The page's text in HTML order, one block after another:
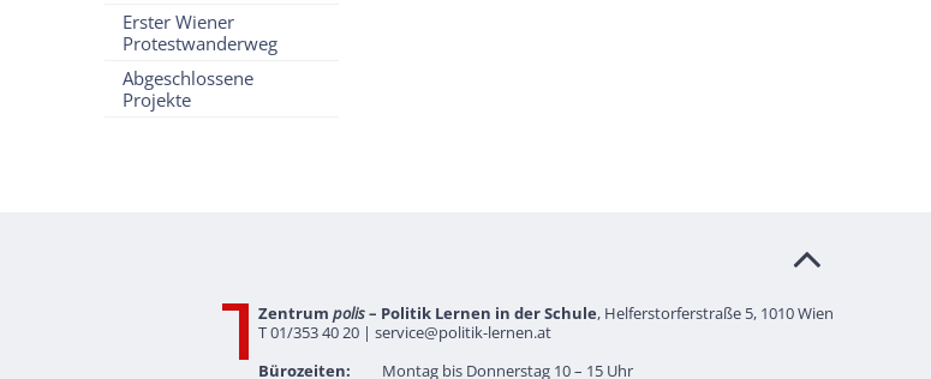
Erster Wiener
Protestwanderweg
Abgeschlossene
Projekte
Zentrum polis– Politik Lernen in der Schule, Helferstorferstraße 5, 1010 Wien
T 01/353 40 20 | service@politik-lernen.at
Bürozeiten:
Montag bis Donnerstag 10 – 15 Uhr